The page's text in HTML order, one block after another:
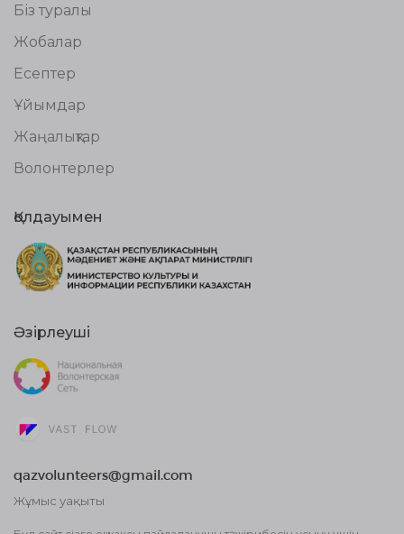
Біз туралы
Жобалар
Есептер
Ұйымдар
Жаңалықтар
Волонтерлер
Қолдауымен
Әзірлеуші
qazvolunteers@gmail.com
Жұмыс уақыты